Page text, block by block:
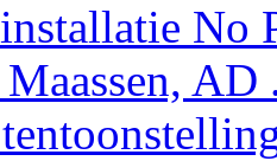
No
AD